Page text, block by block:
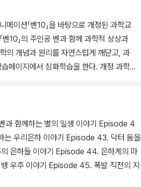
메이션「벤10」을 바탕으로 개정된 과학교
벤10」의 주인공 벤과 함께 과학적 상상과
의 개념과 원리를 자연스럽게 깨닫고, 과
페이지에서 심화학습을 한다. 개정 과학
과 함께하는 별의 일생 이야기 Episode 4
는 우리은하 이야기 Episode 43. 닥터 둠을
은하들 이야기 Episode 44. 은하계의 마
우주 이야기 Episode 45. 폭발 직전의 지